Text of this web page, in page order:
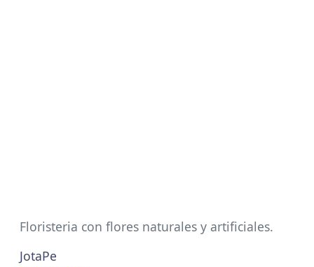
Floristeria con flores naturales y artificiales.
JotaPe